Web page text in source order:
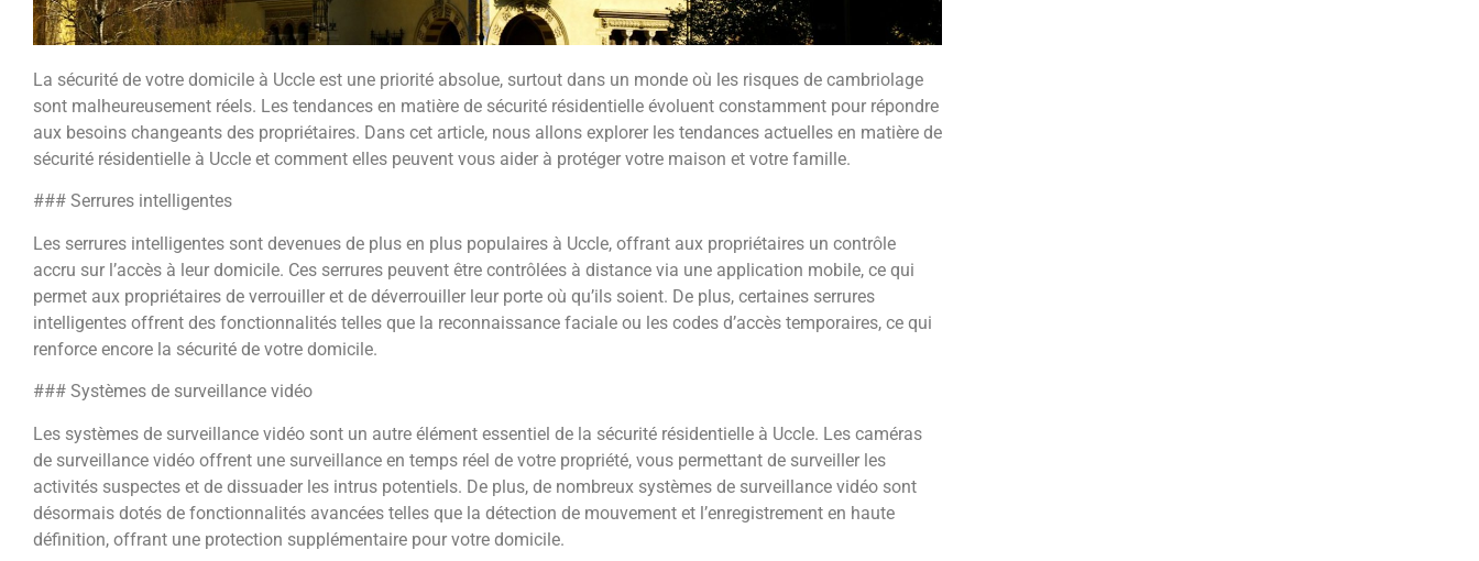
La sécurité de votre domicile à Uccle est une priorité absolue, surtout dans un monde où les risques de cambriolage
sont malheureusement réels. Les tendances en matière de sécurité résidentielle évoluent constamment pour répondre
aux besoins changeants des propriétaires. Dans cet article, nous allons explorer les tendances actuelles en matière de
sécurité résidentielle à Uccle et comment elles peuvent vous aider à protéger votre maison et votre famille.
### Serrures intelligentes
Les serrures intelligentes sont devenues de plus en plus populaires à Uccle, offrant aux propriétaires un contrôle
accru sur l’accès à leur domicile. Ces serrures peuvent être contrôlées à distance via une application mobile, ce qui
permet aux propriétaires de verrouiller et de déverrouiller leur porte où qu’ils soient. De plus, certaines serrures
intelligentes offrent des fonctionnalités telles que la reconnaissance faciale ou les codes d’accès temporaires, ce qui
renforce encore la sécurité de votre domicile.
### Systèmes de surveillance vidéo
Les systèmes de surveillance vidéo sont un autre élément essentiel de la sécurité résidentielle à Uccle. Les caméras
de surveillance vidéo offrent une surveillance en temps réel de votre propriété, vous permettant de surveiller les
activités suspectes et de dissuader les intrus potentiels. De plus, de nombreux systèmes de surveillance vidéo sont
désormais dotés de fonctionnalités avancées telles que la détection de mouvement et l’enregistrement en haute
définition, offrant une protection supplémentaire pour votre domicile.